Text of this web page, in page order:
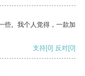
些。我个人觉得，一款加
支持[0] 反对[0]